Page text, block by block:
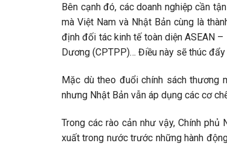
Bên cạnh đó, các doanh nghiệp cần
mà Việt Nam và Nhật Bản cùng là
định đối tác kinh tế toàn diện ASEAN
Dương (CPTPP)… Điều này sẽ thúc
Mặc dù theo đuổi chính sách thương
nhưng Nhật Bản vẫn áp dụng các cơ
Trong các rào cản như vậy, Chính
xuất trong nước trước những hành